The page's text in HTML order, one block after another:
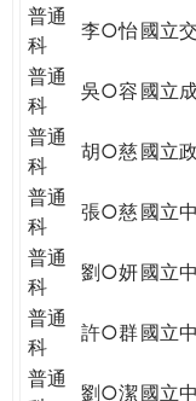
民。
WAGOR
TODAY
THE
WORLD
TOMORROW
PUTTING
普通
科
李○怡國立
普通
科
吳○容 國立
普通
科
胡○慈國立
普通
科
張○慈國立
普通
科
劉○妍國立
普通
科
許○群國立
普通
劉○潔國立